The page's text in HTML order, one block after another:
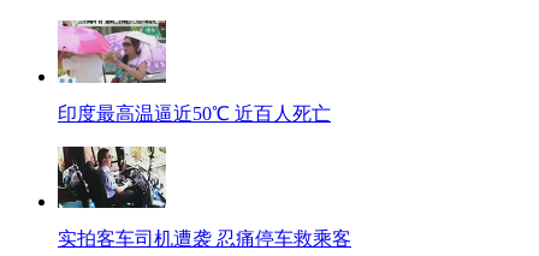
印度最高温逼近50℃ 近百人死亡
实拍客车司机遭袭 忍痛停车救乘客